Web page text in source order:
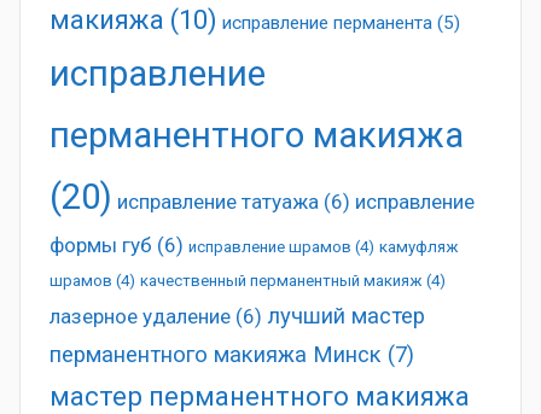
макияжа (10) исправление перманента (5)
исправление
перманентного макияжа
(20) исправление татуажа (6) исправление
формы губ (6) исправление шрамов (4) камуфляж
шрамов (4) качественный перманентный макияж (4)
лазерное удаление (6) лучший мастер
перманентного макияжа Минск (7)
мастер перманентного макияжа